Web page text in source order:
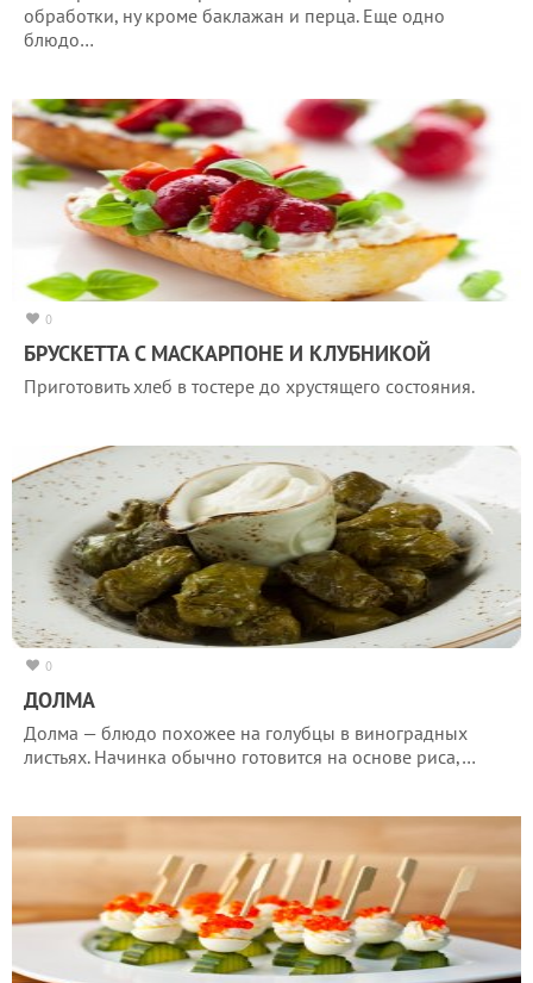
обработки, ну кроме баклажан и перца. Еще одно
блюдо…
0
БРУСКЕТТА С МАСКАРПОНЕ И КЛУБНИКОЙ
Приготовить хлеб в тостере до хрустящего состояния.
0
ДОЛМА
Долма — блюдо похожее на голубцы в виноградных
листьях. Начинка обычно готовится на основе риса,…